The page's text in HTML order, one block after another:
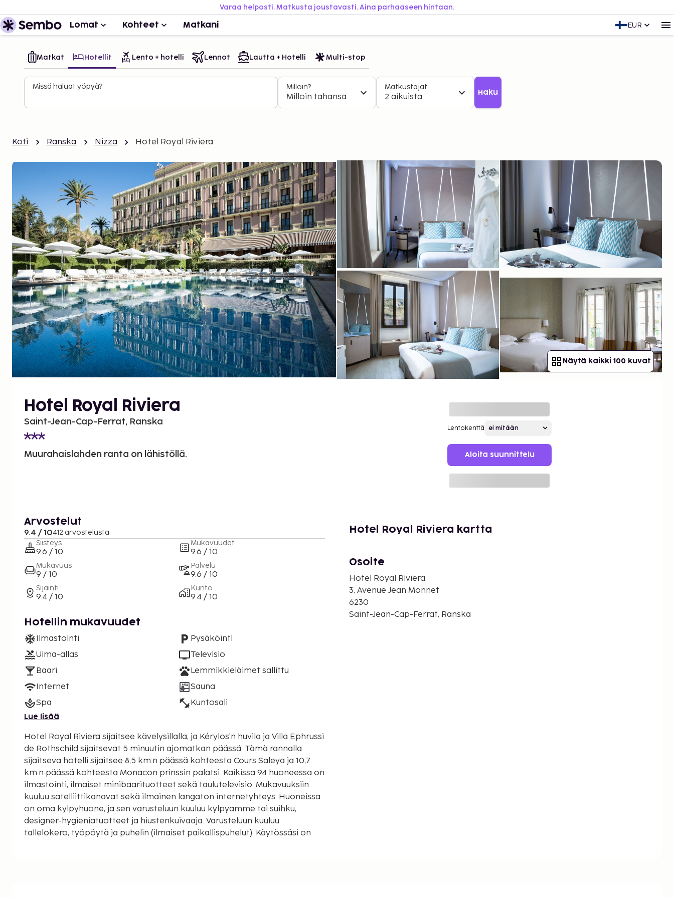
Varaa helposti. Matkusta joustavasti. Aina parhaaseen hintaan.
Lomat Kohteet Matkani EUR
Matkat Hotellit Lento + hotelli Lennot Lautta + Hotelli Multi-stop
Missä haluat yöpyä? Milloin?
Milloin tahansa
Matkustajat
2 aikuista Haku
Koti Ranska Nizza Hotel Royal Riviera
Näytä kaikki 100 kuvat
Hotel Royal Riviera
Saint-Jean-Cap-Ferrat, Ranska
Muurahaislahden ranta on lähistöllä.
Lentokenttä
Aloita suunnittelu
Arvostelut
9.4 / 10412 arvostelusta
Siisteys
9.6 / 10
Mukavuus
9 / 10
Sijainti
9.4 / 10
Mukavuudet
9.6 / 10
Palvelu
9.6 / 10
Kunto
9.4 / 10
Hotellin mukavuudet
Ilmastointi
Uima-allas
Baari
Internet
Spa
Pysäköinti
Televisio
Lemmikkieläimet sallittu
Sauna
Kuntosali
Lue lisää
Hotel Royal Riviera sijaitsee kävelysillalla, ja Kérylos'n huvila ja Villa Ephrussi
de Rothschild sijaitsevat 5 minuutin ajomatkan päässä. Tämä rannalla
sijaitseva hotelli sijaitsee 8,5 km:n päässä kohteesta Cours Saleya ja 10,7
km:n päässä kohteesta Monacon prinssin palatsi. Kaikissa 94 huoneessa on
ilmastointi, ilmaiset minibaarituotteet sekä taulutelevisio. Mukavuuksiin
kuuluu satelliittikanavat sekä ilmainen langaton internetyhteys. Huoneissa
on oma kylpyhuone, ja sen varusteluun kuuluu kylpyamme tai suihku,
designer-hygieniatuotteet ja hiustenkuivaaja. Varusteluun kuuluu
tallelokero, työpöytä ja puhelin (ilmaiset paikallispuhelut). Käytössäsi on
Hotel Royal Riviera kartta
Osoite
Hotel Royal Riviera
3, Avenue Jean Monnet
6230
Saint-Jean-Cap-Ferrat, Ranska